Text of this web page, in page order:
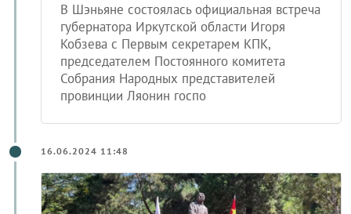
В Шэньяне состоялась официальная встреча
губернатора Иркутской области Игоря
Кобзева с Первым секретарем КПК,
председателем Постоянного комитета
Собрания Народных представителей
провинции Ляонин госпо
16.06.2024 11:48